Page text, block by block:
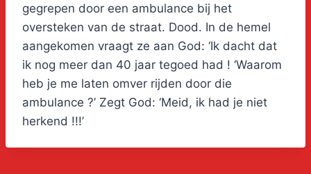
gegrepen door een ambulance bij het
oversteken van de straat. Dood. In de hemel
aangekomen vraagt ze aan God: ‘Ik dacht dat
ik nog meer dan 40 jaar tegoed had ! ‘Waarom
heb je me laten omver rijden door die
ambulance ?’ Zegt God: ‘Meid, ik had je niet
herkend !!!’